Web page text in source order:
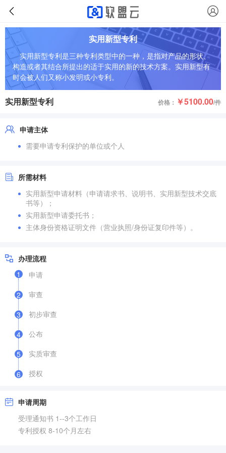
实用新型专利
实用新型专利是三种专利类型中的一种，是指对产品的形状、
构造或者其结合所提出的适于实用的新的技术方案。实用新型有
时会被人们又称小发明或小专利。
实用新型专利 价格： ￥5100.00/件
申请主体
需要申请专利保护的单位或个人
所需材料
实用新型申请材料（申请请求书、说明书、实用新型技术交底
书等）；
实用新型申请委托书；
主体身份资格证明文件（营业执照/身份证复印件等）。
办理流程
1
申请
2
审查
3
初步审查
4
公布
5
实质审查
6 授权
申请周期
受理通知书 1--3个工作日
专利授权 8-10个月左右